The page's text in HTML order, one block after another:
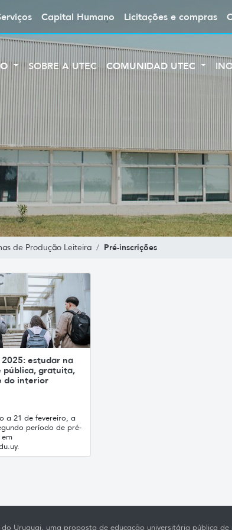
Capital Humano Licitações e compras
SOBRE A UTEC COMUNIDAD UTEC
de Produção Leiteira Pré-inscrições
2025: estudar na
pública, gratuita,
do interior
a 21 de fevereiro, a
período de pré-
do Uruguai, uma proposta de educação universitária pública